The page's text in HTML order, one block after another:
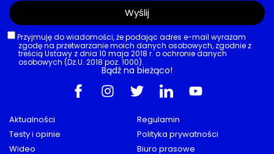
24/06/2026
AKTUALNOŚCI,PRAWO
Kosztowna reedukacja
Kurs za jazdę po alkoholu znacznie